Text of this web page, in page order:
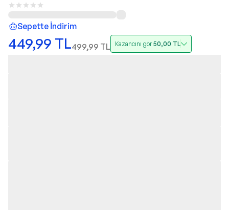
Sepette İndirim
449,99 TL499,99 TL Kazancını gör50,00 TL